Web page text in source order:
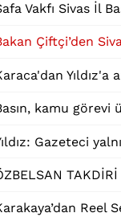
Vakfı Sivas İl
Çiftçi’den
Yıldız'a
kamu görevi
Gazeteci